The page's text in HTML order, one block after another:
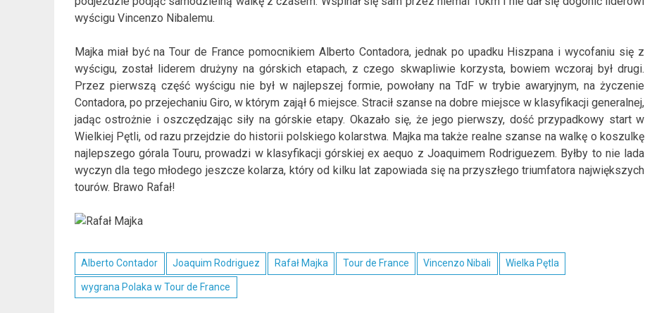
wyścigu Vincenzo Nibalemu.
Majka miał być na Tour de France pomocnikiem Alberto Contadora, jednak po upadku Hiszpana i wycofaniu się z
wyścigu, został liderem drużyny na górskich etapach, z czego skwapliwie korzysta, bowiem wczoraj był drugi.
Przez pierwszą część wyścigu nie był w najlepszej formie, powołany na TdF w trybie awaryjnym, na życzenie
Contadora, po przejechaniu Giro, w którym zajął 6 miejsce. Stracił szanse na dobre miejsce w klasyfikacji generalnej,
jadąc ostrożnie i oszczędzając siły na górskie etapy. Okazało się, że jego pierwszy, dość przypadkowy start w
Wielkiej Pętli, od razu przejdzie do historii polskiego kolarstwa. Majka ma także realne szanse na walkę o koszulkę
najlepszego górala Touru, prowadzi w klasyfikacji górskiej ex aequo z Joaquimem Rodriguezem. Byłby to nie lada
wyczyn dla tego młodego jeszcze kolarza, który od kilku lat zapowiada się na przyszłego triumfatora największych
tourów. Brawo Rafał!
Alberto Contador Joaquim Rodriguez Rafał Majka Tour de France Vincenzo Nibali Wielka Pętla
wygrana Polaka w Tour de France